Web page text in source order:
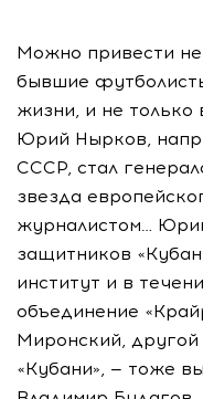
Можно привести
бывшие
жизни, и не
Юрий Нырков,
СССР, стал
звезда
журналистом…
защитников
институт и в
объединение
Миронский,
«Кубани», — тоже